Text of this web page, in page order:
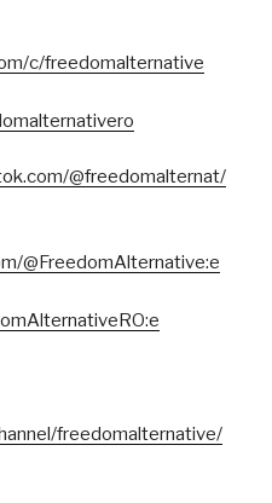
c/freedomalternative
@freedomalternat/
@FreedomAlternative:e
freedomalternative/